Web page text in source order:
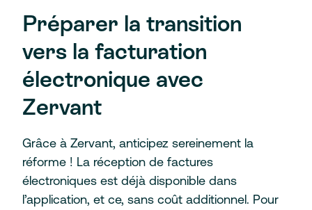
Préparer la transition
vers la facturation
électronique avec
Zervant
Grâce à Zervant, anticipez sereinement la
réforme ! La réception de factures
électroniques est déjà disponible dans
l’application, et ce, sans coût additionnel. Pour